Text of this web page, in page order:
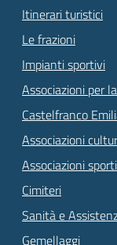
Itinerari turistici
Le frazioni
Impianti sportivi
Associazioni per
Castelfranco
Associazioni
Associazioni
Cimiteri
Sanità e
Gemellaggi